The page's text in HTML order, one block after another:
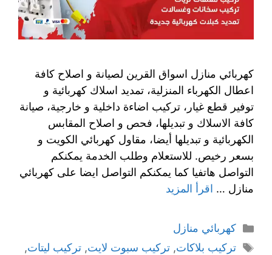
كهربائي منازل اسواق القرين لصيانة و اصلاح كافة
اعطال الكهرباء المنزلية، تمديد اسلاك كهربائية و
توفير قطع غيار، تركيب اضاءة داخلية و خارجية، صيانة
كافة الاسلاك و تبديلها، فحص و اصلاح المقابس
الكهربائية و تبديلها أيضا، مقاول كهربائي الكويت و
بسعر رخيص. للاستعلام وطلب الخدمة يمكنكم
التواصل هاتفيا كما يمكنكم التواصل ايضا على كهربائي
منازل … اقرأ المزيد
كهربائي منازل
تركيب بلاكات, تركيب سبوت لايت, تركيب ليتات,